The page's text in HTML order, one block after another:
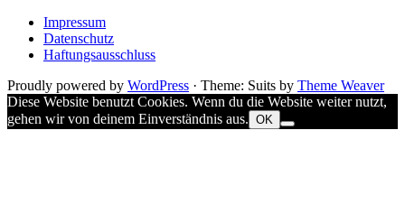
Impressum
Datenschutz
Haftungsausschluss
Proudly powered by WordPress · Theme: Suits by Theme Weaver
Diese Website benutzt Cookies. Wenn du die Website weiter nutzt,
gehen wir von deinem Einverständnis aus. OK